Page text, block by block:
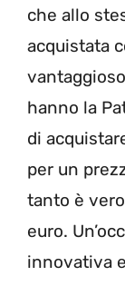
che allo
acquistata
hanno la
di
per un
tanto è
euro.
innovativa